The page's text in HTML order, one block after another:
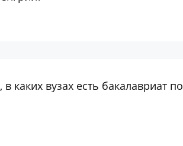
каких вузах есть бакалавриат по